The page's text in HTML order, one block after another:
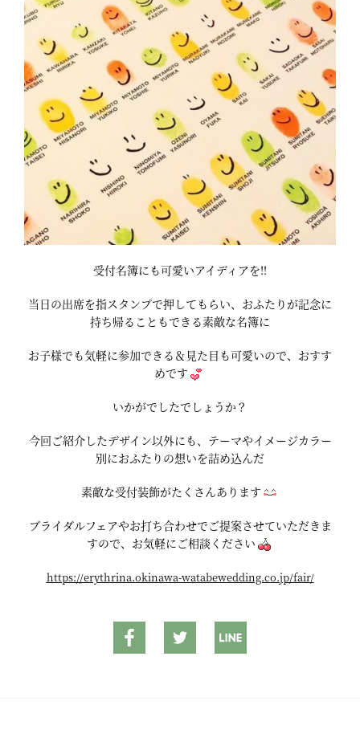
受付名簿にも可愛いアイディアを‼
当日の出席を指スタンプで押してもらい、おふたりが記念に
持ち帰ることもできる素敵な名簿に
お子様でも気軽に参加できる＆見た目も可愛いので、おすす
めです
いかがでしたでしょうか？
今回ご紹介したデザイン以外にも、テーマやイメージカラー
別におふたりの想いを詰め込んだ
素敵な受付装飾がたくさんあります
ブライダルフェアやお打ち合わせでご提案させていただきま
すので、お気軽にご相談ください
https://erythrina.okinawa-watabewedding.co.jp/fair/